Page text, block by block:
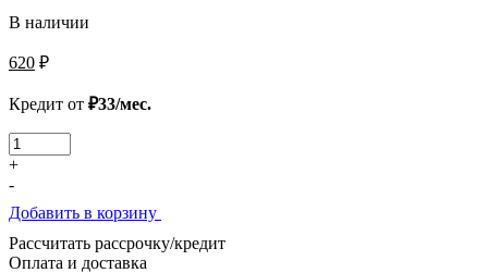
В наличии
620 ₽
Кредит от ₽33/мес.
Количество
товара
Смазка
многоцелевая
LV-
+
-
Добавить в корзину
Рассчитать рассрочку/кредит
Оплата и доставка